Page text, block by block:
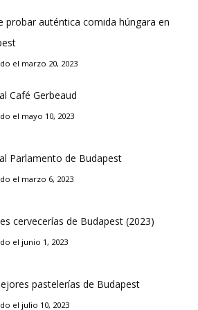
probar auténtica comida húngara en
el marzo 20, 2023
Café Gerbeaud
el mayo 10, 2023
Parlamento de Budapest
el marzo 6, 2023
cervecerías de Budapest (2023)
el junio 1, 2023
pastelerías de Budapest
el julio 10, 2023